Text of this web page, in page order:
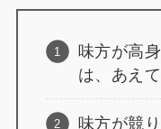
味方が高
は、あえ
味方が競